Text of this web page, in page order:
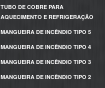
TUBO DE COBRE PARA
AQUECIMENTO E REFRIGERAÇÃO
MANGUEIRA DE INCÊNDIO TIPO 5
MANGUEIRA DE INCÊNDIO TIPO 4
MANGUEIRA DE INCÊNDIO TIPO 3
MANGUEIRA DE INCÊNDIO TIPO 2